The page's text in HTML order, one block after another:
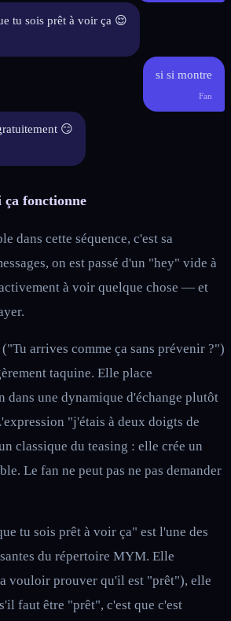
tu sois prêt à voir ça 😌
si si montre
Fan
😏
fonctionne
dans cette séquence, c'est sa
on est passé d'un "hey" vide à
à voir quelque chose — et
arrives comme ça sans prévenir ?")
taquine. Elle place
dans une dynamique d'échange plutôt
"j'étais à deux doigts de
classique du teasing : elle crée un
Le fan ne peut pas ne pas demander
tu sois prêt à voir ça" est l'une des
du répertoire MYM. Elle
vouloir prouver qu'il est "prêt"), elle
faut être "prêt", c'est que c'est